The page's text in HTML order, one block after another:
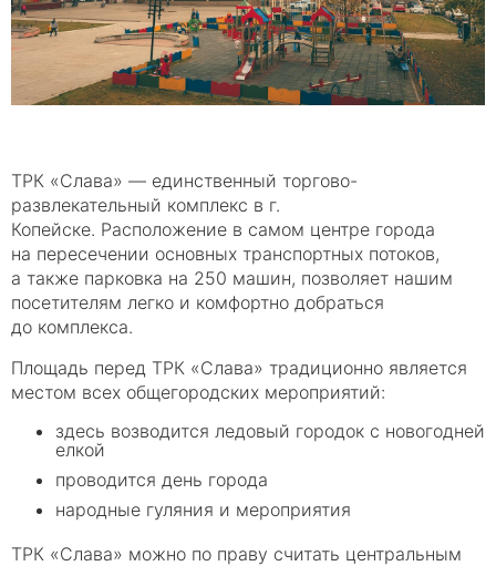
ТРК «Слава» — единственный торгово-
развлекательный комплекс в г.
Копейске. Расположение в самом центре города
на пересечении основных транспортных потоков,
а также парковка на 250 машин, позволяет нашим
посетителям легко и комфортно добраться
до комплекса.
Площадь перед ТРК «Слава» традиционно является
местом всех общегородских мероприятий:
здесь возводится ледовый городок с новогодней
елкой
проводится день города
народные гуляния и мероприятия
ТРК «Слава» можно по праву считать центральным